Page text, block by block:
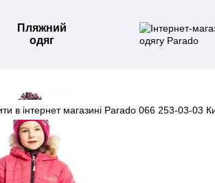
Пляжний
одяг